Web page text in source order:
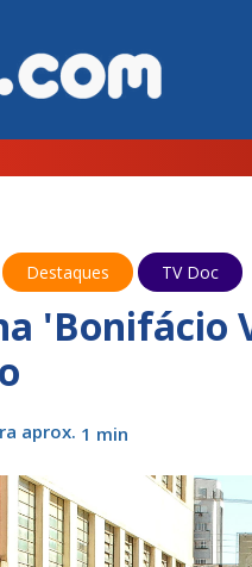
Destaques TV Doc
'Bonifácio
aprox. 1 min